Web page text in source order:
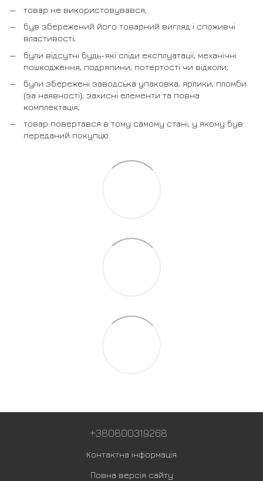
товар не використовувався;
був збережений його товарний вигляд і споживчі
властивості;
були відсутні будь-які сліди експлуатації, механічні
пошкодження, подряпини, потертості чи відколи;
були збережені заводська упаковка, ярлики, пломби
(за наявності), захисні елементи та повна
комплектація;
товар повертався в тому самому стані, у якому був
переданий покупцю.
+380800319268
Контактна інформація
Повна версія сайту